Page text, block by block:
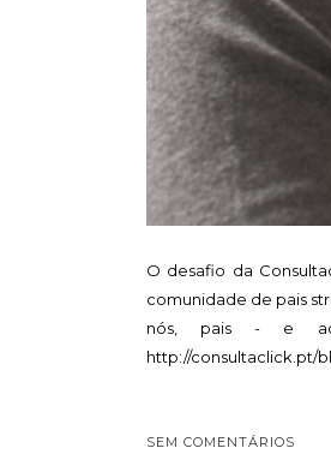
O desafio da
comunidade de pais
nós, pais - e
http://consultaclick.pt/
SEM COMENTÁRIOS